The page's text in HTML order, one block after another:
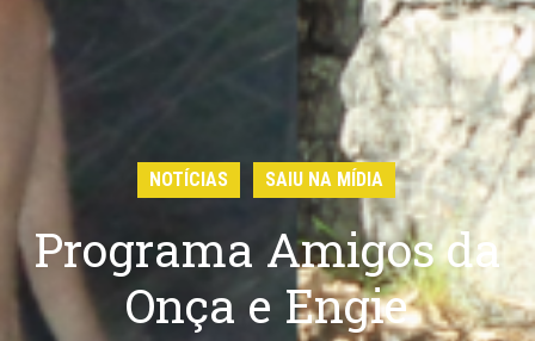
NOTÍCIAS SAIU NA MÍDIA
Programa Amigos da
Onça e Engie